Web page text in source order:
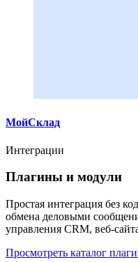
МойСклад
Интеграции
Плагины и модули
Простая интеграция без
обмена деловыми
управления CRM, веб-
Просмотреть каталог